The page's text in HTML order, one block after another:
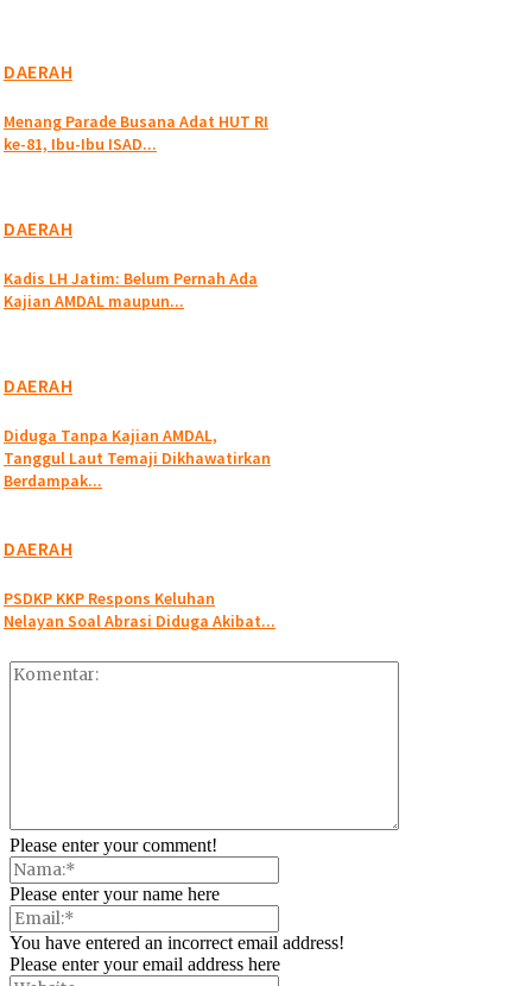
DAERAH
Menang Parade Busana Adat HUT RI
ke-81, Ibu-Ibu ISAD...
DAERAH
Kadis LH Jatim: Belum Pernah Ada
Kajian AMDAL maupun...
DAERAH
Diduga Tanpa Kajian AMDAL,
Tanggul Laut Temaji Dikhawatirkan
Berdampak...
DAERAH
PSDKP KKP Respons Keluhan
Nelayan Soal Abrasi Diduga Akibat...
Please enter your comment!
Please enter your name here
You have entered an incorrect email address!
Please enter your email address here